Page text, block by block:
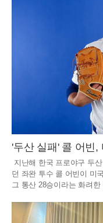
'두산 실패' 콜 어빈,
지난해 한국 프로야구 두
던 좌완 투수 콜 어빈이 미
그 통산 28승이라는 화려한